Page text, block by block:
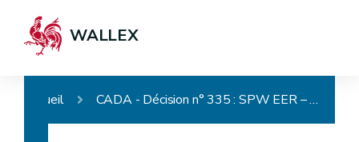
WALLEX
Accueil CADA - Décision n° 335 : SPW EER – Autorisation de travail – Rapport d'inspection – Intérêt – Communication